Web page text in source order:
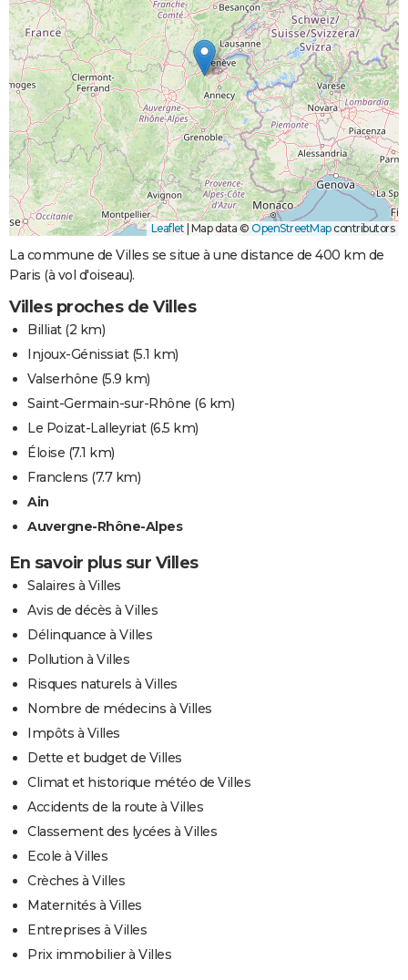
Leaflet Map data © OpenStreetMapcontributors
La commune de Villes se situe à une distance de 400 km de
Paris (à vol d'oiseau).
Villes proches de Villes
Billiat(2 km)
Injoux-Génissiat(5.1 km)
Valserhône (5.9 km)
Saint-Germain-sur-Rhône (6 km)
Le Poizat-Lalleyriat(6.5 km)
Éloise (7.1 km)
Franclens (7.7 km)
Ain
Auvergne-Rhône-Alpes
En savoir plus sur Villes
Salaires à Villes
Avis de décès à Villes
Délinquance à Villes
Pollution à Villes
Risques naturels à Villes
Nombre de médecins à Villes
Impôts à Villes
Dette et budget de Villes
Climat et historique météo de Villes
Accidents de la route à Villes
Classement des lycées à Villes
Ecole à Villes
Crèches à Villes
Maternités à Villes
Entreprises à Villes
Prix immobilier à Villes